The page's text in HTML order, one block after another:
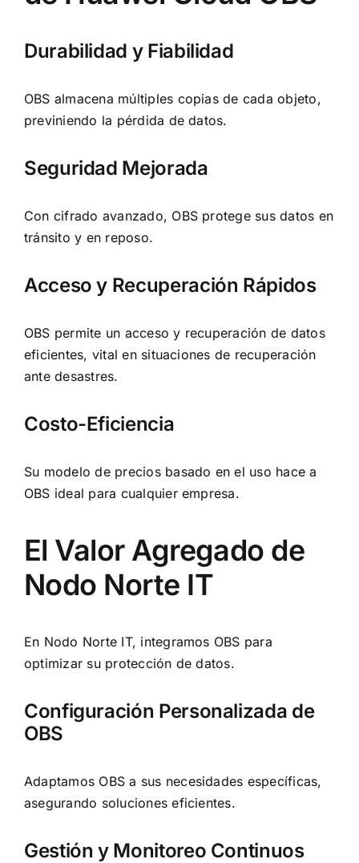
Durabilidad y Fiabilidad
OBS almacena múltiples copias de cada objeto,
previniendo la pérdida de datos.
Seguridad Mejorada
Con cifrado avanzado, OBS protege sus datos en
tránsito y en reposo.
Acceso y Recuperación Rápidos
OBS permite un acceso y recuperación de datos
eficientes, vital en situaciones de recuperación
ante desastres.
Costo-Eficiencia
Su modelo de precios basado en el uso hace a
OBS ideal para cualquier empresa.
El Valor Agregado de
Nodo Norte IT
En Nodo Norte IT, integramos OBS para
optimizar su protección de datos.
Configuración Personalizada de
OBS
Adaptamos OBS a sus necesidades específicas,
asegurando soluciones eficientes.
Gestión y Monitoreo Continuos